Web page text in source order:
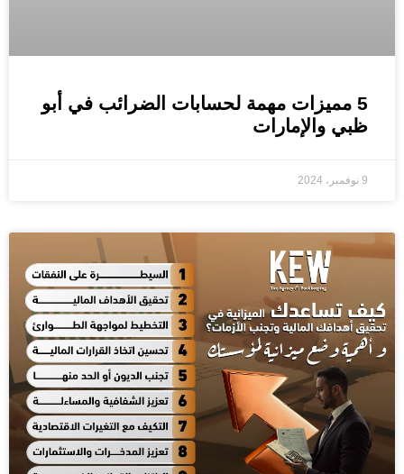
5 مميزات مهمة لحسابات الضرائب في أبو
ظبي والإمارات
9 نوفمبر، 2024